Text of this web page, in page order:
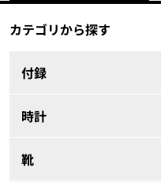
カテゴリから探す
付録
時計
靴